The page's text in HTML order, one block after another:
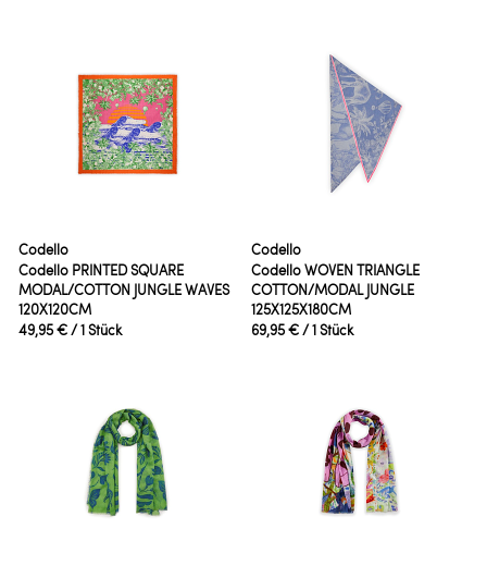
Codello
Codello PRINTED SQUARE
MODAL/COTTON JUNGLE WAVES
120X120CM
49,95 €/ 1 Stück
Codello
Codello WOVEN TRIANGLE
COTTON/MODAL JUNGLE
125X125X180CM
69,95 €/ 1 Stück